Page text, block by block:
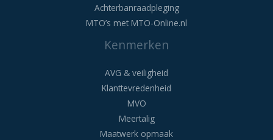
Achterbanraadpleging
MTO’s met MTO-Online.nl
Kenmerken
AVG & veiligheid
Klanttevredenheid
MVO
Meertalig
Maatwerk opmaak